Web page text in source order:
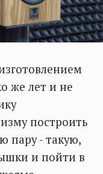
же лет и не
построить
пару - такую,
и пойти в